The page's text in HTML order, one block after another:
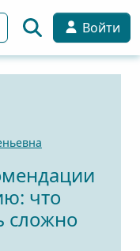
Войти
что
сложно